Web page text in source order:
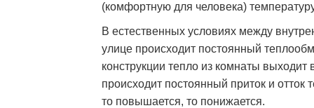
(комфортную для человека)
В естественных условиях между
улице происходит постоянный
конструкции тепло из комнаты
происходит постоянный приток и отток
то повышается, то понижается.